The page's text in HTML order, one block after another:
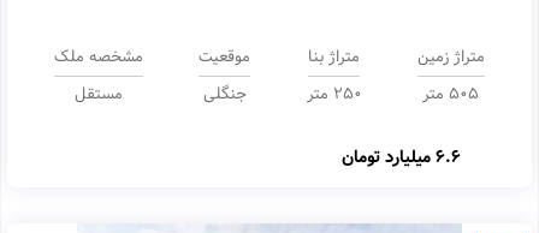
متراژ زمین
505 متر
متراژ بنا
250 متر
موقعیت
جنگلی
مشخصه ملک
مستقل
6.6 میلیارد تومان